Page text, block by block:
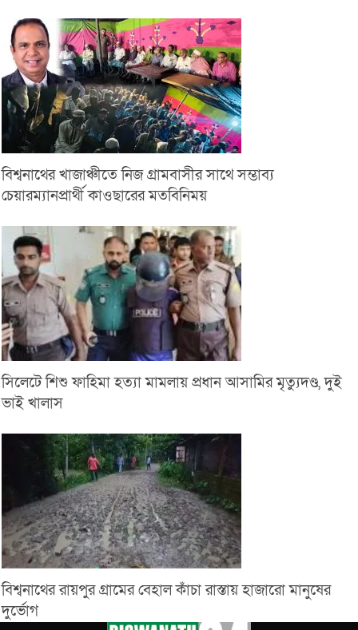
বিশ্বনাথের খাজাঞ্চীতে নিজ গ্রামবাসীর সাথে সম্ভাব্য
চেয়ারম্যানপ্রার্থী কাওছারের মতবিনিময়
সিলেটে শিশু ফাহিমা হত্যা মামলায় প্রধান আসামির মৃত্যুদণ্ড, দুই
ভাই খালাস
বিশ্বনাথের রায়পুর গ্রামের বেহাল কাঁচা রাস্তায় হাজারো মানুষের
দুর্ভোগ